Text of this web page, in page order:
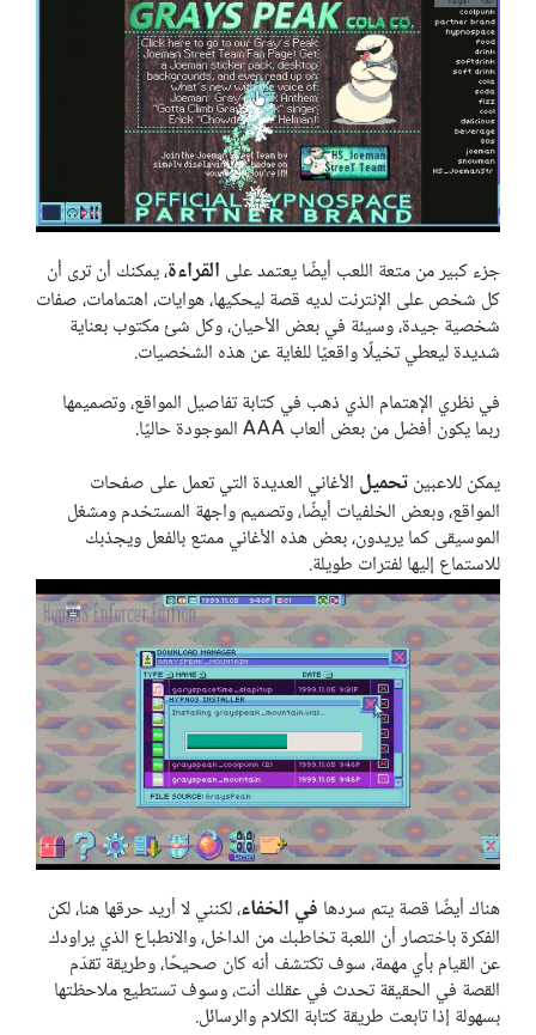
جزء كبير من متعة اللعب أيضًا يعتمد على القراءة، يمكنك أن ترى أن
كل شخص على الإنترنت لديه قصة ليحكيها، هوايات، اهتمامات، صفات
شخصية جيدة، وسيئة في بعض الأحيان، وكل شئ مكتوب بعناية
شديدة ليعطي تخيلًا واقعيًا للغاية عن هذه الشخصيات.
في نظري الإهتمام الذي ذهب في كتابة تفاصيل المواقع، وتصميمها
ربما يكون أفضل من بعض ألعاب AAA الموجودة حاليًا.
يمكن للاعبينتحميل الأغاني العديدة التي تعمل على صفحات
المواقع، وبعض الخلفيات أيضًا، وتصميم واجهة المستخدم ومشغل
الموسيقى كما يريدون، بعض هذه الأغاني ممتع بالفعل ويجذبك
للاستماع إليها لفترات طويلة.
هناك أيضًا قصة يتم سردها في الخفاء، لكنني لا أريد حرقها هنا، لكن
الفكرة باختصار أن اللعبة تخاطبك من الداخل، والانطباع الذي يراودك
عن القيام بأي مهمة، سوف تكتشف أنه كان صحيحًا، وطريقة تقدّم
القصة في الحقيقة تحدث في عقلك أنت، وسوف تستطيع ملاحظتها
بسهولة إذا تابعت طريقة كتابة الكلام والرسائل.